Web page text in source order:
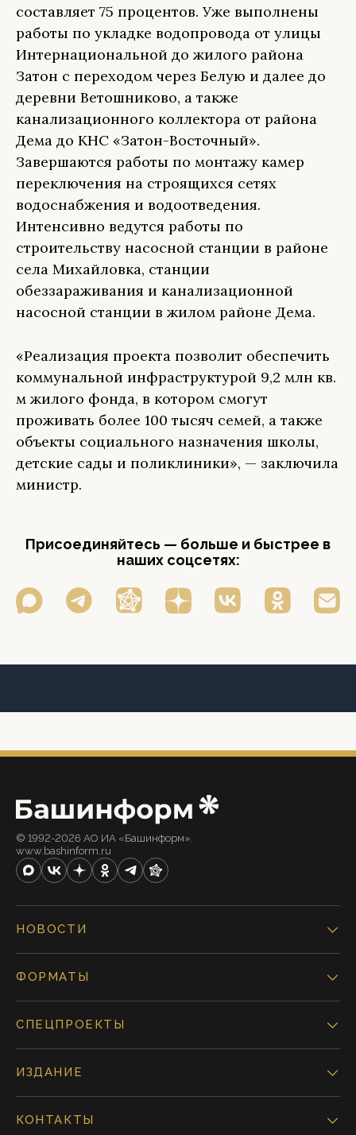
составляет 75 процентов. Уже выполнены
работы по укладке водопровода от улицы
Интернациональной до жилого района
Затон с переходом через Белую и далее до
деревни Ветошниково, а также
канализационного коллектора от района
Дема до КНС «Затон-Восточный».
Завершаются работы по монтажу камер
переключения на строящихся сетях
водоснабжения и водоотведения.
Интенсивно ведутся работы по
строительству насосной станции в районе
села Михайловка, станции
обеззараживания и канализационной
насосной станции в жилом районе Дема.
«Реализация проекта позволит обеспечить
коммунальной инфраструктурой 9,2 млн кв.
м жилого фонда, в котором смогут
проживать более 100 тысяч семей, а также
объекты социального назначения школы,
детские сады и поликлиники», — заключила
министр.
Присоединяйтесь — больше и быстрее в
наших соцсетях:
© 1992-2026 АО ИА «Башинформ».
www.bashinform.ru
НОВОСТИ
ФОРМАТЫ
СПЕЦПРОЕКТЫ
ИЗДАНИЕ
КОНТАКТЫ